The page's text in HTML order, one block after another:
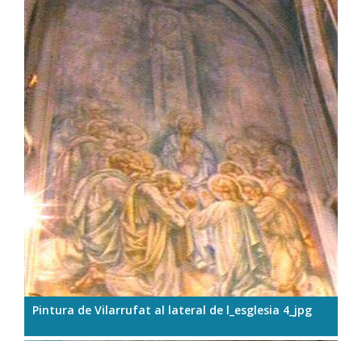
Pintura de Vilarrufat al lateral de l_esglesia 4_jpg